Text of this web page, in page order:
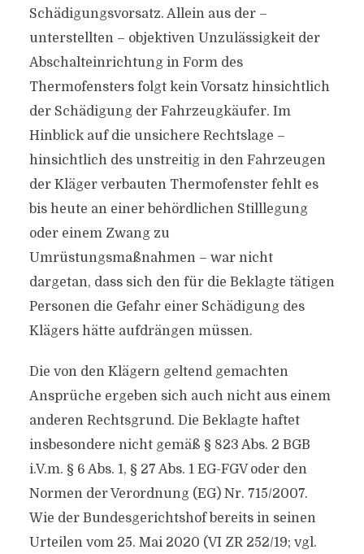
Schädigungsvorsatz. Allein aus der –
unterstellten – objektiven Unzulässigkeit der
Abschalteinrichtung in Form des
Thermofensters folgt kein Vorsatz hinsichtlich
der Schädigung der Fahrzeugkäufer. Im
Hinblick auf die unsichere Rechtslage –
hinsichtlich des unstreitig in den Fahrzeugen
der Kläger verbauten Thermofenster fehlt es
bis heute an einer behördlichen Stilllegung
oder einem Zwang zu
Umrüstungsmaßnahmen – war nicht
dargetan, dass sich den für die Beklagte tätigen
Personen die Gefahr einer Schädigung des
Klägers hätte aufdrängen müssen.
Die von den Klägern geltend gemachten
Ansprüche ergeben sich auch nicht aus einem
anderen Rechtsgrund. Die Beklagte haftet
insbesondere nicht gemäß § 823 Abs. 2 BGB
i.V.m. § 6 Abs. 1, § 27 Abs. 1 EG-FGV oder den
Normen der Verordnung (EG) Nr. 715/2007.
Wie der Bundesgerichtshof bereits in seinen
Urteilen vom 25. Mai 2020 (VI ZR 252/19; vgl.